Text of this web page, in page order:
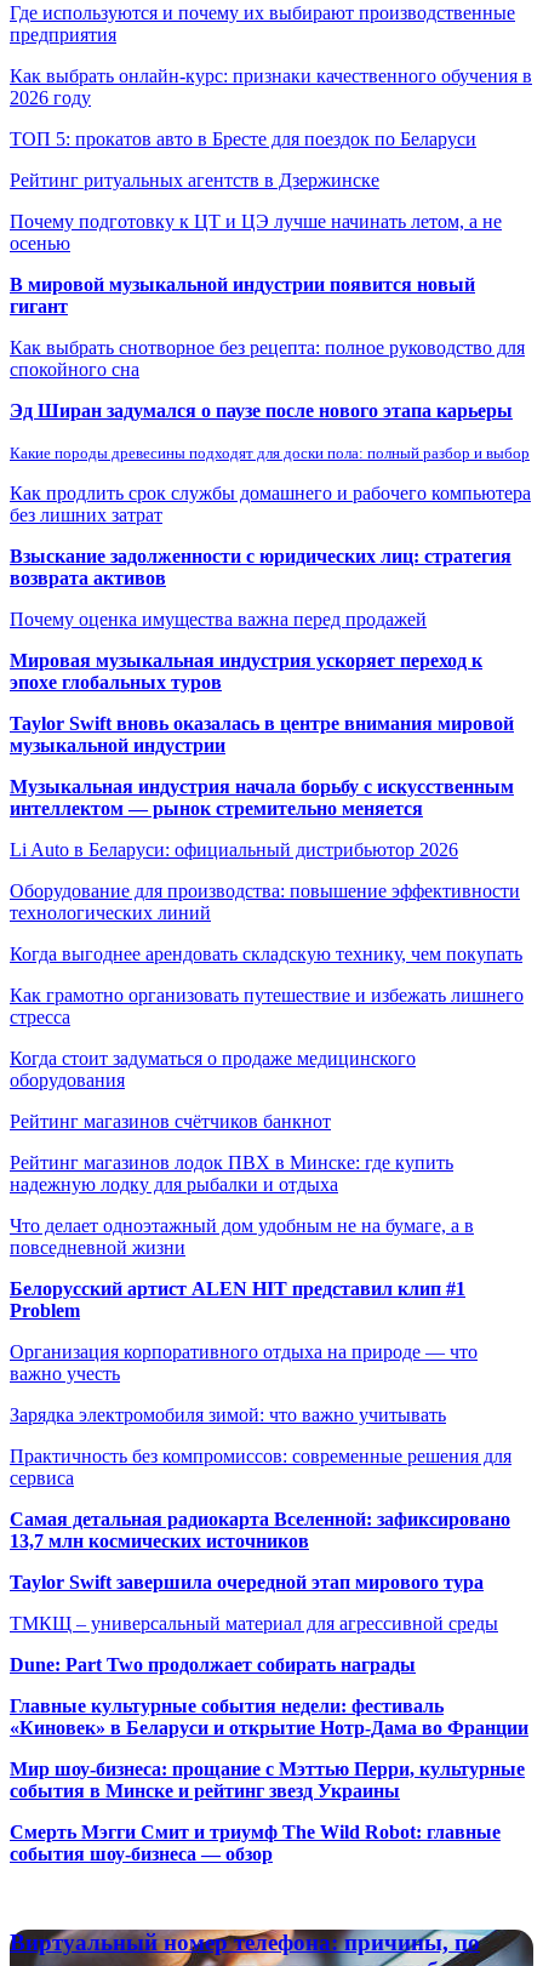
Где используются и почему их выбирают производственные
предприятия
Как выбрать онлайн-курс: признаки качественного обучения в
2026 году
ТОП 5: прокатов авто в Бресте для поездок по Беларуси
Рейтинг ритуальных агентств в Дзержинске
Почему подготовку к ЦТ и ЦЭ лучше начинать летом, а не
осенью
В мировой музыкальной индустрии появится новый
гигант
Как выбрать снотворное без рецепта: полное руководство для
спокойного сна
Эд Ширан задумался о паузе после нового этапа карьеры
Какие породы древесины подходят для доски пола: полный разбор и выбор
Как продлить срок службы домашнего и рабочего компьютера
без лишних затрат
Взыскание задолженности с юридических лиц: стратегия
возврата активов
Почему оценка имущества важна перед продажей
Мировая музыкальная индустрия ускоряет переход к
эпохе глобальных туров
Taylor Swift вновь оказалась в центре внимания мировой
музыкальной индустрии
Музыкальная индустрия начала борьбу с искусственным
интеллектом — рынок стремительно меняется
Li Auto в Беларуси: официальный дистрибьютор 2026
Оборудование для производства: повышение эффективности
технологических линий
Когда выгоднее арендовать складскую технику, чем покупать
Как грамотно организовать путешествие и избежать лишнего
стресса
Когда стоит задуматься о продаже медицинского
оборудования
Рейтинг магазинов счётчиков банкнот
Рейтинг магазинов лодок ПВХ в Минске: где купить
надежную лодку для рыбалки и отдыха
Что делает одноэтажный дом удобным не на бумаге, а в
повседневной жизни
Белорусский артист ALEN HIT представил клип #1
Problem
Организация корпоративного отдыха на природе — что
важно учесть
Зарядка электромобиля зимой: что важно учитывать
Практичность без компромиссов: современные решения для
сервиса
Самая детальная радиокарта Вселенной: зафиксировано
13,7 млн космических источников
Taylor Swift завершила очередной этап мирового тура
ТМКЩ – универсальный материал для агрессивной среды
Dune: Part Two продолжает собирать награды
Главные культурные события недели: фестиваль
«Киновек» в Беларуси и открытие Нотр-Дама во Франции
Мир шоу-бизнеса: прощание с Мэттью Перри, культурные
события в Минске и рейтинг звезд Украины
Смерть Мэгги Смит и триумф The Wild Robot: главные
события шоу-бизнеса — обзор
Виртуальный
номер
Виртуальный номер телефона: причины, по